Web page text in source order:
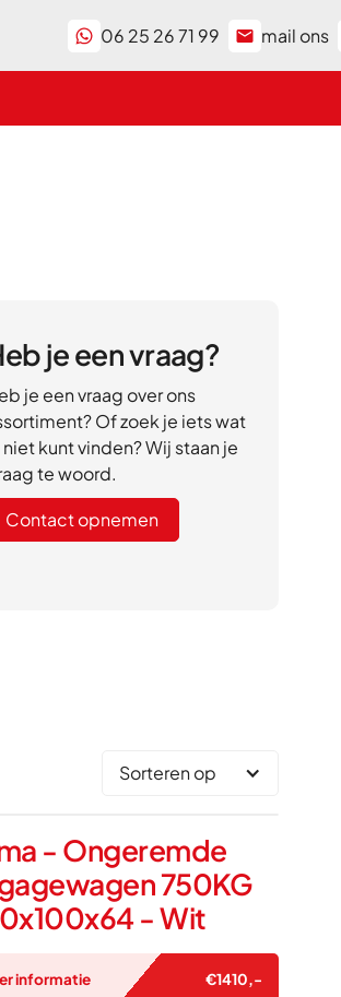
06 25 26 71 99 mail ons
je een vraag?
je een vraag over ons
Of zoek je iets wat
niet kunt vinden? Wij staan je
te woord.
Contact opnemen
Sorteren op
- Ongeremde
750KG
- Wit
informatie €1410,-